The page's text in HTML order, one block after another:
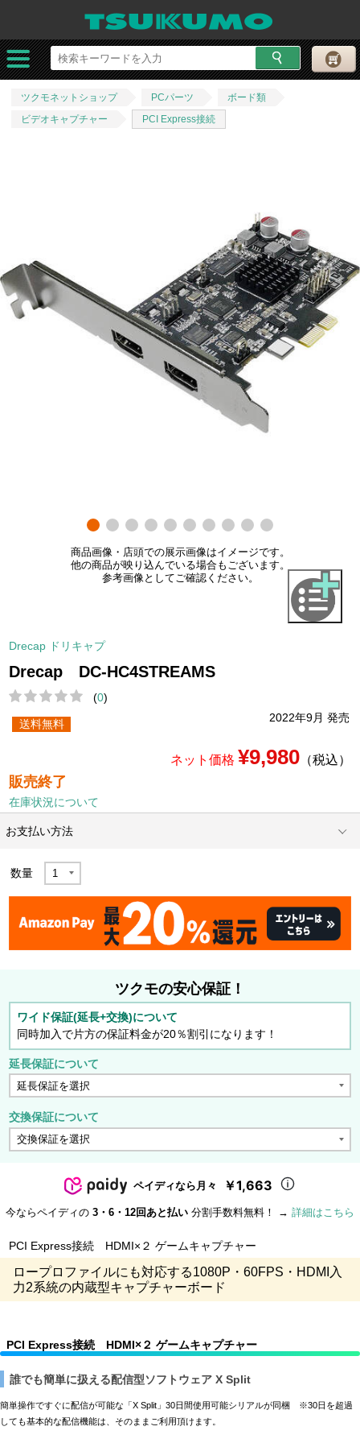
ツクモネットショップ PCパーツ
ボード類
ビデオキャプチャー
PCI Express接続
商品画像・店頭での展示画像はイメージです。
他の商品が映り込んでいる場合もございます。
参考画像としてご確認ください。
Drecap ドリキャプ
Drecap DC-HC4STREAMS
(0)
2022年9月 発売
送料無料
ネット価格 ¥9,980（税込）
販売終了
在庫状況について
お支払い方法
数量
ツクモの安心保証！
ワイド保証(延長+交換)について
同時加入で片方の保証料金が20％割引になります！
延長保証について
交換保証について
ペイディなら月々 ￥1,663
今ならペイディの 3・6・12回あと払い 分割手数料無料！ → 詳細はこちら
PCI Express接続 HDMI×２ ゲームキャプチャー
ロープロファイルにも対応する1080P・60FPS・HDMI入
力2系統の内蔵型キャプチャーボード
PCI Express接続 HDMI×２ ゲームキャプチャー
誰でも簡単に扱える配信型ソフトウェア X Split
簡単操作ですぐに配信が可能な「X Split」30日間使用可能シリアルが同梱 ※30日を超過
しても基本的な配信機能は、そのままご利用頂けます。